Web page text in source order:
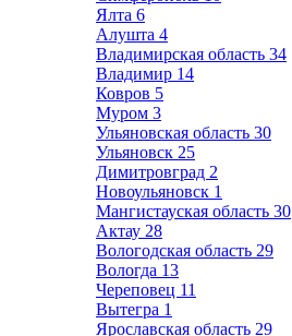
Ялта 6
Алушта 4
Владимирская область 34
Владимир 14
Ковров 5
Муром 3
Ульяновская область 30
Ульяновск 25
Димитровград 2
Новоульяновск 1
Мангистауская область 30
Актау 28
Вологодская область 29
Вологда 13
Череповец 11
Вытегра 1
Ярославская область 29